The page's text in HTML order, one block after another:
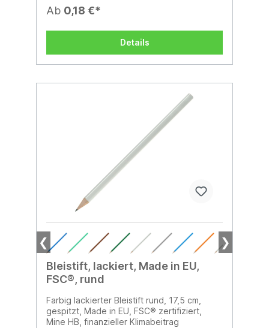
Ab 0,18 €*
Details
❮ ❯
Bleistift, lackiert, Made in EU,
FSC®, rund
Farbig lackierter Bleistift rund, 17,5 cm,
gespitzt, Made in EU, FSC® zertifiziert,
Mine HB, finanzieller Klimabeitrag